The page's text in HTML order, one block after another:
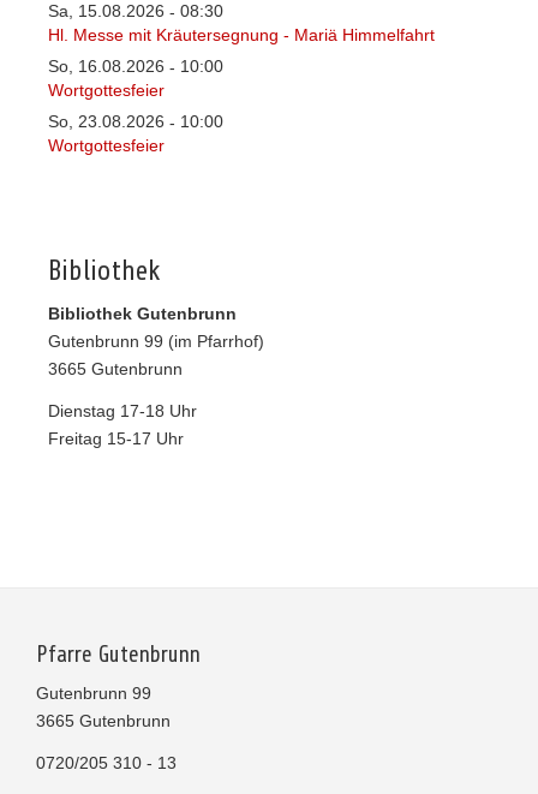
Sa, 15.08.2026 - 08:30
Hl. Messe mit Kräutersegnung - Mariä Himmelfahrt
So, 16.08.2026 - 10:00
Wortgottesfeier
So, 23.08.2026 - 10:00
Wortgottesfeier
Bibliothek
Bibliothek Gutenbrunn
Gutenbrunn 99 (im Pfarrhof)
3665 Gutenbrunn
Dienstag 17-18 Uhr
Freitag 15-17 Uhr
Pfarre Gutenbrunn
Gutenbrunn 99
3665 Gutenbrunn
0720/205 310 - 13